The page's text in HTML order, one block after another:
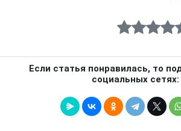
Если статья понравилась, то
социальных сетях: